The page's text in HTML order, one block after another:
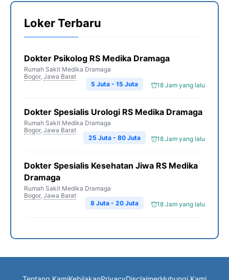
Loker Terbaru
Dokter Psikolog RS Medika Dramaga
Rumah Sakit Medika Dramaga
Bogor, Jawa Barat
18 Jam yang lalu
5 Juta - 15 Juta
Dokter Spesialis Urologi RS Medika Dramaga
Rumah Sakit Medika Dramaga
Bogor, Jawa Barat
18 Jam yang lalu
25 Juta - 80 Juta
Dokter Spesialis Kesehatan Jiwa RS Medika
Dramaga
Rumah Sakit Medika Dramaga
Bogor, Jawa Barat
18 Jam yang lalu
8 Juta - 20 Juta